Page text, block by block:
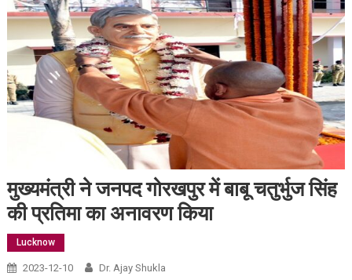
मुख्यमंत्री ने जनपद गोरखपुर में बाबू चतुर्भुज सिंह
की प्रतिमा का अनावरण किया
Lucknow
2023-12-10 Dr. Ajay Shukla